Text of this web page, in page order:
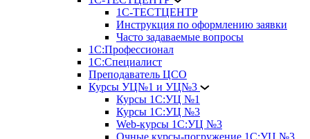
1С-ТЕСТЦЕНТР
Инструкция по оформлению заявки
Часто задаваемые вопросы
1С:Профессионал
1С:Специалист
Преподаватель ЦСО
Курсы УЦ№1 и УЦ№3
Курсы 1С:УЦ №1
Курсы 1С:УЦ №3
Web-курсы 1С:УЦ №3
Очные курсы-погружение 1С:УЦ №3